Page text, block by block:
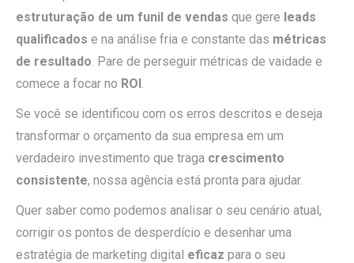
estruturação de um funil de vendas que gere leads
qualificados e na análise fria e constante das métricas
de resultado. Pare de perseguir métricas de vaidade e
comece a focar no ROI.
Se você se identificou com os erros descritos e deseja
transformar o orçamento da sua empresa em um
verdadeiro investimento que traga crescimento
consistente, nossa agência está pronta para ajudar.
Quer saber como podemos analisar o seu cenário atual,
corrigir os pontos de desperdício e desenhar uma
estratégia de marketing digital eficaz para o seu